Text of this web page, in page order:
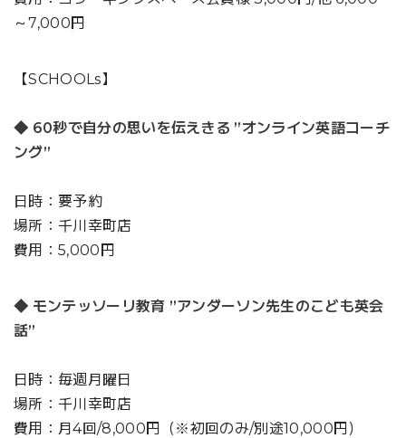
～7,000円
【SCHOOLs】
◆ 60秒で自分の思いを伝えきる ”オンライン英語コーチ
ング”
日時：要予約
場所：千川幸町店
費用：5,000円
◆ モンテッソーリ教育 ”アンダーソン先生のこども英会
話”
日時：毎週月曜日
場所：千川幸町店
費用：月4回/8,000円（※初回のみ/別途10,000円）